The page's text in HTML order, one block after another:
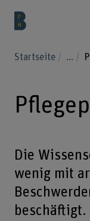
Startseite ...
Die
wenig mit